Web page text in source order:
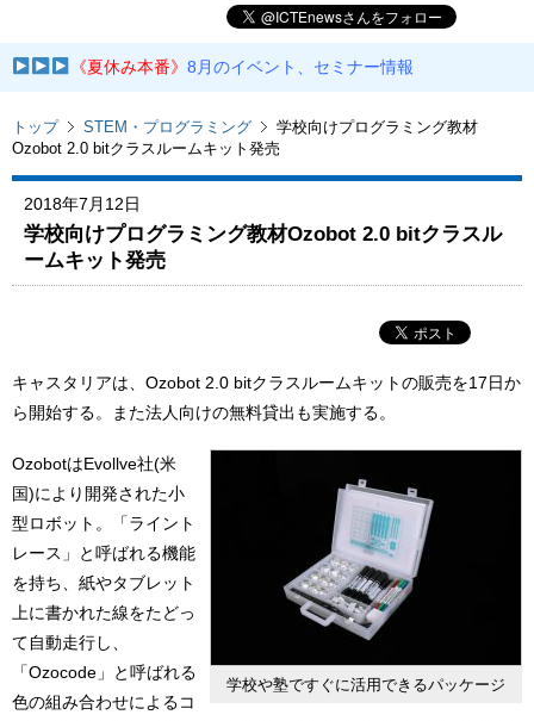
《夏休み本番》8月のイベント、セミナー情報
トップ STEM・プログラミング
学校向けプログラミング教材
Ozobot 2.0 bitクラスルームキット発売
2018年7月12日
学校向けプログラミング教材Ozobot 2.0 bitクラスル
ームキット発売
キャスタリアは、Ozobot 2.0 bitクラスルームキットの販売を17日か
ら開始する。また法人向けの無料貸出も実施する。
学校や塾ですぐに活用できるパッケージ
OzobotはEvollve社(米
国)により開発された小
型ロボット。「ライント
レース」と呼ばれる機能
を持ち、紙やタブレット
上に書かれた線をたどっ
て自動走行し、
「Ozocode」と呼ばれる
色の組み合わせによるコ